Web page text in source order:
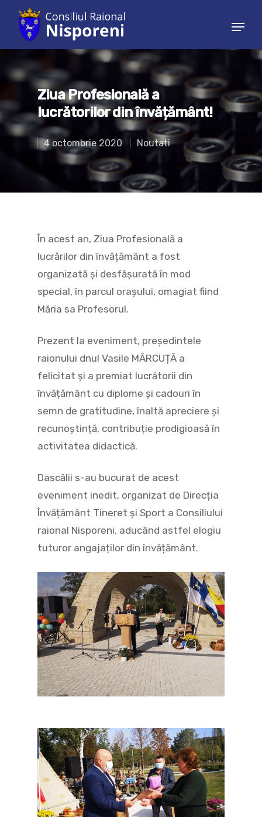
Hit enter to search or ESC to close
Ziua Profesională a
lucrătorilor din învățământ!
4 octombrie 2020 Noutati
În acest an, Ziua Profesională a
lucrărilor din învățământ a fost
organizată și desfășurată în mod
special, în parcul orașului, omagiat fiind
Măria sa Profesorul.
Prezent la eveniment, președintele
raionului dnul Vasile MĂRCUȚĂ a
felicitat și a premiat lucrătorii din
învățământ cu diplome și cadouri în
semn de gratitudine, înaltă apreciere și
recunoștință, contribuție prodigioasă în
activitatea didactică.
Dascălii s-au bucurat de acest
eveniment inedit, organizat de Direcția
Învățământ Tineret și Sport a Consiliului
raional Nisporeni, aducând astfel elogiu
tuturor angajaților din învățământ.